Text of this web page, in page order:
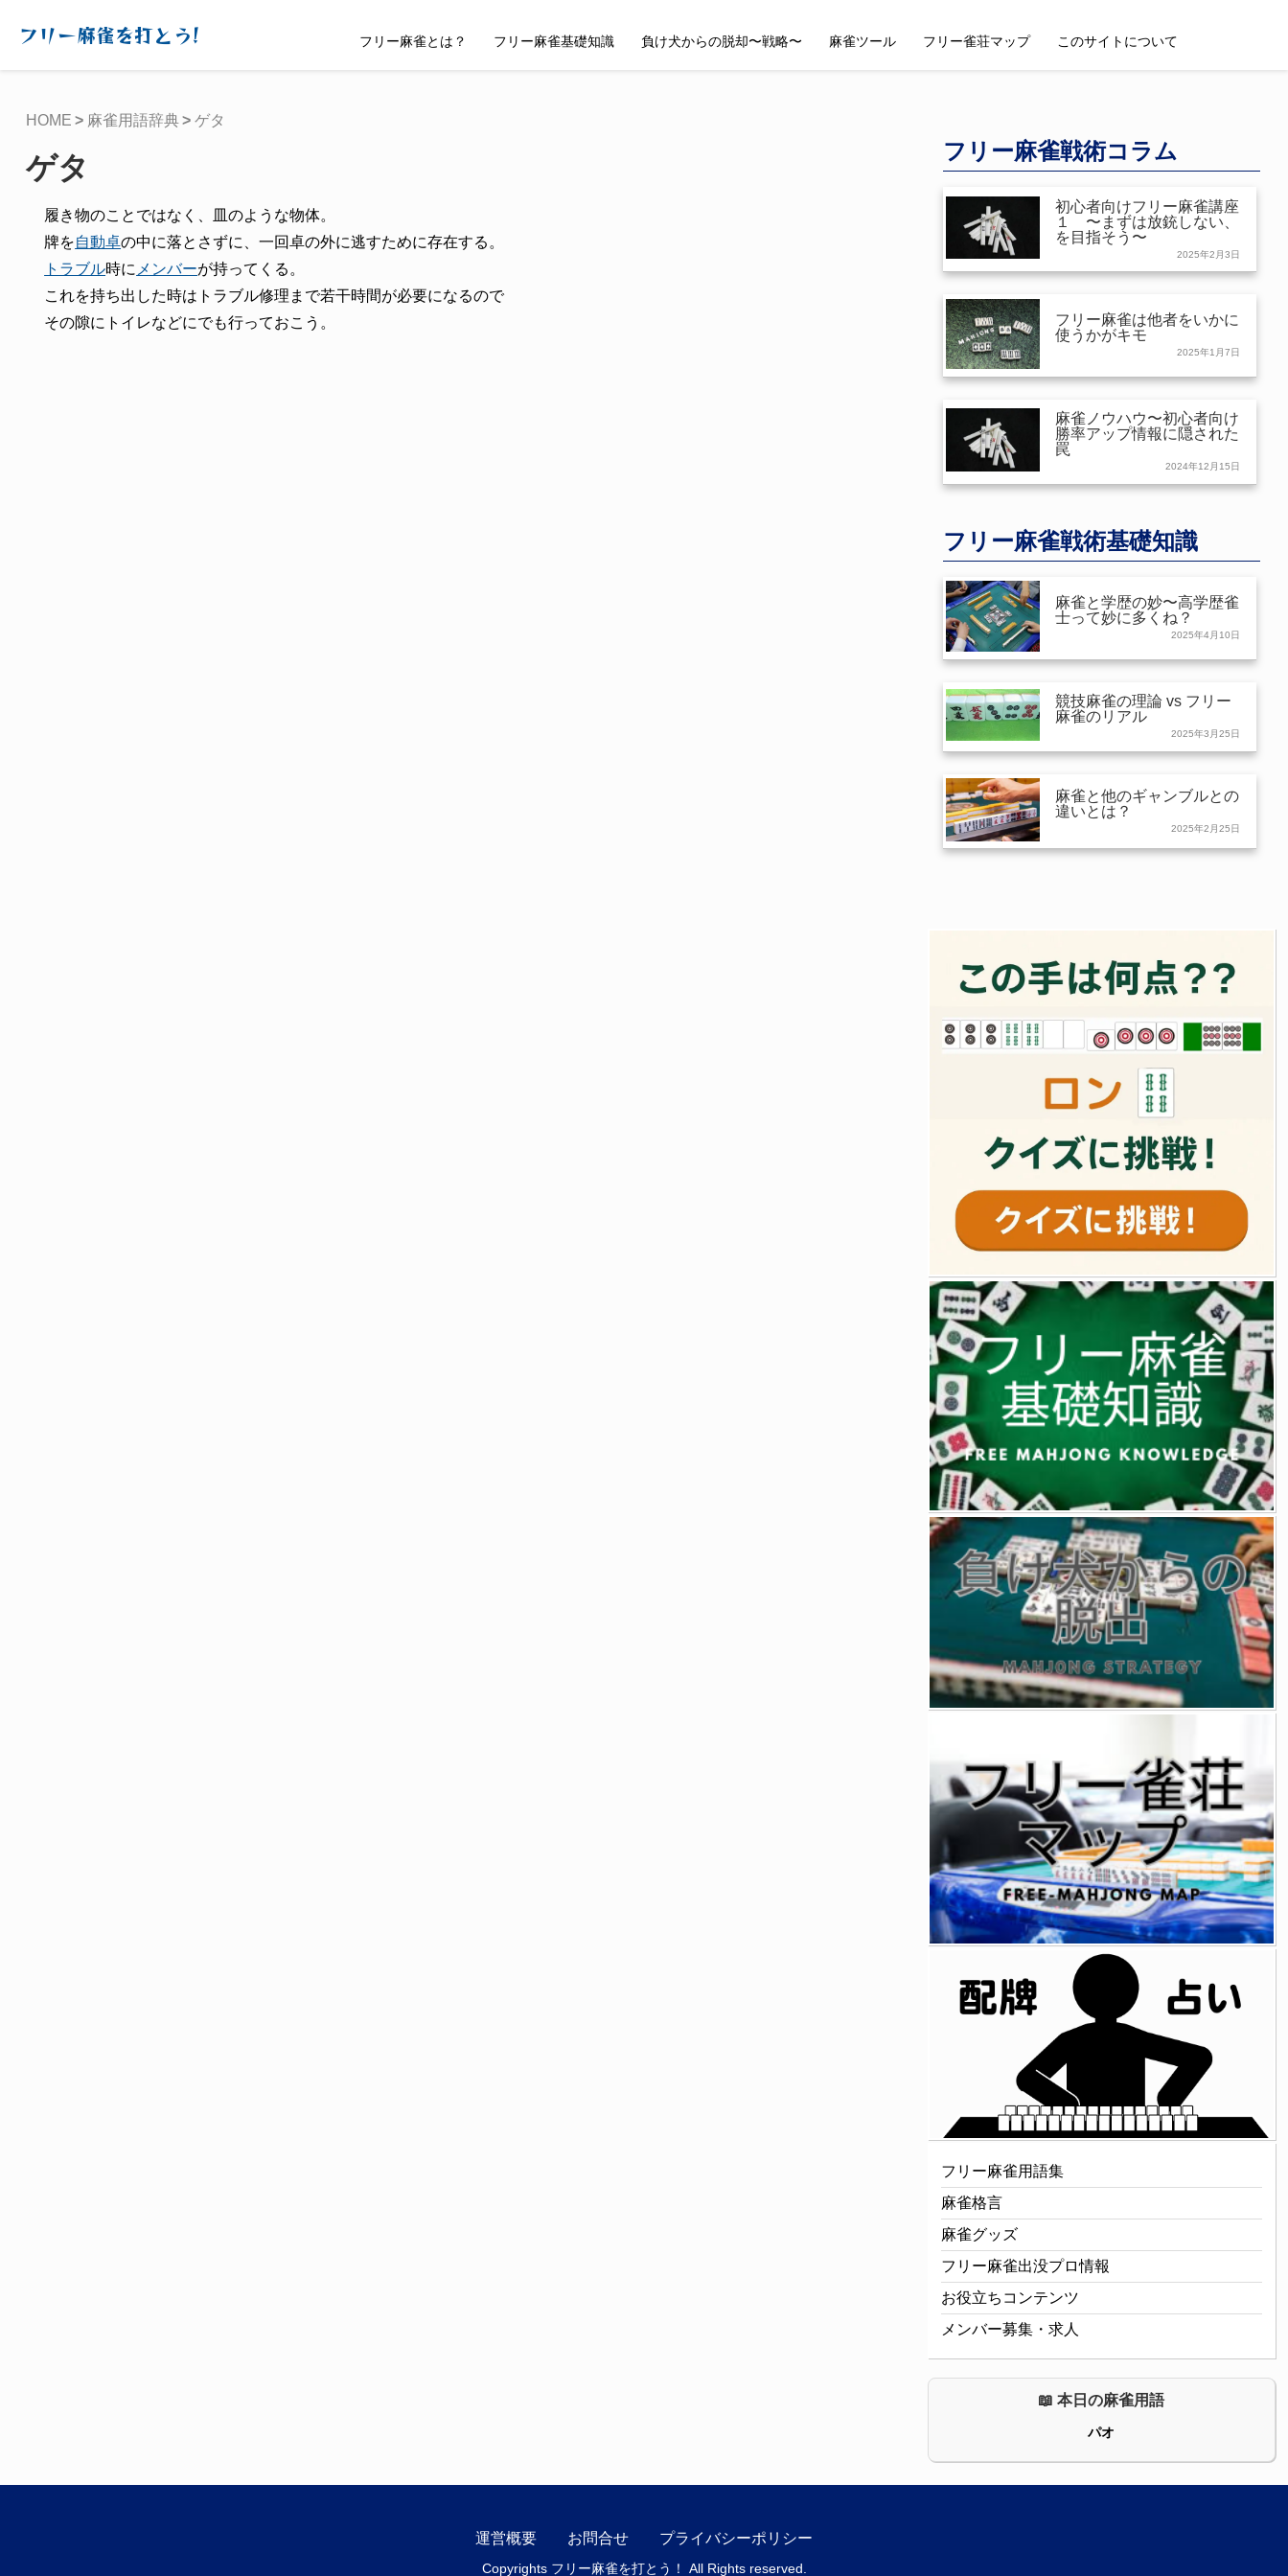
フリー麻雀を打とう! フリー麻雀とは？ フリー麻雀基礎知識 負け犬からの脱却〜戦略〜 麻雀ツール フリー雀荘マップ このサイトについて
HOME 麻雀用語辞典 ゲタ
ゲタ
履き物のことではなく、皿のような物体。
牌を自動卓の中に落とさずに、一回卓の外に逃すために存在する。
トラブル時にメンバーが持ってくる。
これを持ち出した時はトラブル修理まで若干時間が必要になるので
その隙にトイレなどにでも行っておこう。
フリー麻雀戦術コラム
初心者向けフリー麻雀講座
１ 〜まずは放銃しない、
を目指そう〜
2025年2月3日
フリー麻雀は他者をいかに
使うかがキモ
2025年1月7日
麻雀ノウハウ〜初心者向け
勝率アップ情報に隠された
罠
2024年12月15日
フリー麻雀戦術基礎知識
麻雀と学歴の妙〜高学歴雀
士って妙に多くね？
2025年4月10日
競技麻雀の理論 vs フリー
麻雀のリアル
2025年3月25日
麻雀と他のギャンブルとの
違いとは？
2025年2月25日
フリー麻雀用語集
麻雀格言
麻雀グッズ
フリー麻雀出没プロ情報
お役立ちコンテンツ
メンバー募集・求人
📖 本日の麻雀用語
パオ
運営概要 お問合せ プライバシーポリシー
Copyrights フリー麻雀を打とう！ All Rights reserved.